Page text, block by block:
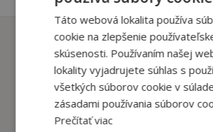
Zákazníci, ktorí si
tento titul si tiež
Táto webová lokalita používa
cookie na zlepšenie
skúsenosti. Používaním našej
lokality vyjadrujete súhlas s
všetkých súborov cookie v
zásadami používania súborov
Prečítať viac